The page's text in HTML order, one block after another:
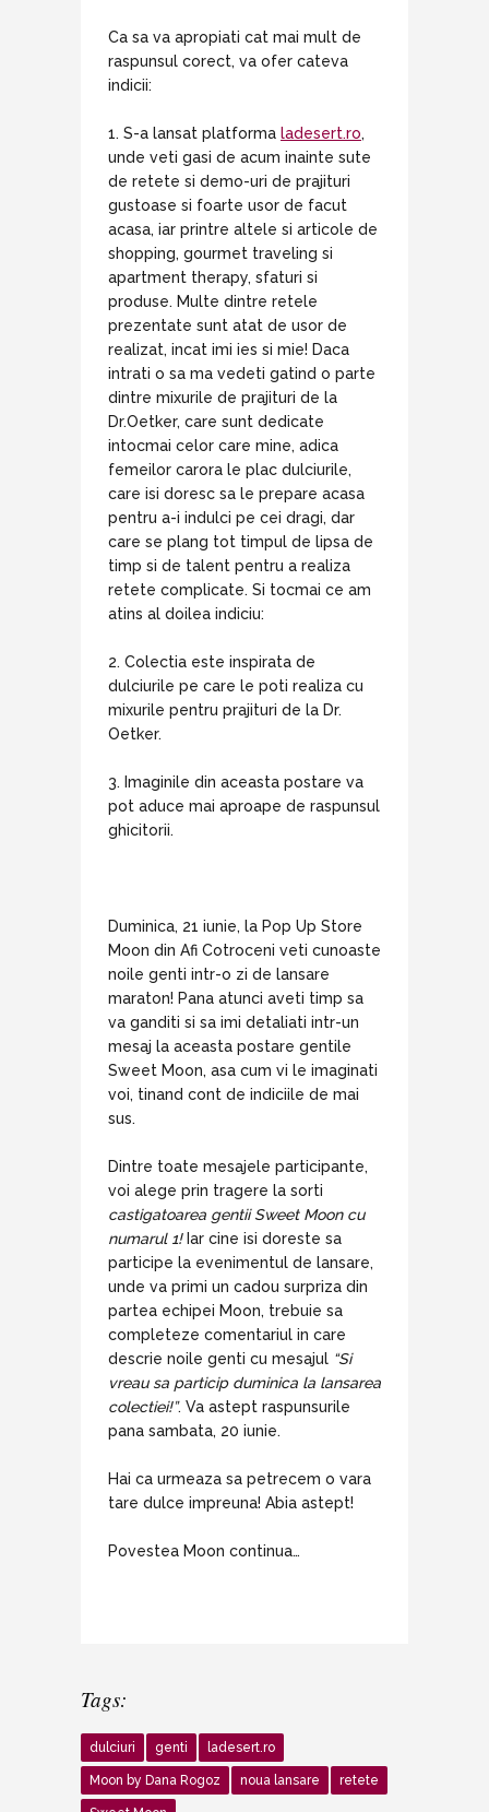
Ca sa va apropiati cat mai mult de
raspunsul corect, va ofer cateva
indicii:
1. S-a lansat platforma ladesert.ro,
unde veti gasi de acum inainte sute
de retete si demo-uri de prajituri
gustoase si foarte usor de facut
acasa, iar printre altele si articole de
shopping, gourmet traveling si
apartment therapy, sfaturi si
produse. Multe dintre retele
prezentate sunt atat de usor de
realizat, incat imi ies si mie! Daca
intrati o sa ma vedeti gatind o parte
dintre mixurile de prajituri de la
Dr.Oetker, care sunt dedicate
intocmai celor care mine, adica
femeilor carora le plac dulciurile,
care isi doresc sa le prepare acasa
pentru a-i indulci pe cei dragi, dar
care se plang tot timpul de lipsa de
timp si de talent pentru a realiza
retete complicate. Si tocmai ce am
atins al doilea indiciu:
2. Colectia este inspirata de
dulciurile pe care le poti realiza cu
mixurile pentru prajituri de la Dr.
Oetker.
3. Imaginile din aceasta postare va
pot aduce mai aproape de raspunsul
ghicitorii.
Duminica, 21 iunie, la Pop Up Store
Moon din Afi Cotroceni veti cunoaste
noile genti intr-o zi de lansare
maraton! Pana atunci aveti timp sa
va ganditi si sa imi detaliati intr-un
mesaj la aceasta postare gentile
Sweet Moon, asa cum vi le imaginati
voi, tinand cont de indiciile de mai
sus.
Dintre toate mesajele participante,
voi alege prin tragere la sorti
castigatoarea gentii Sweet Moon cu
numarul 1!Iar cine isi doreste sa
participe la evenimentul de lansare,
unde va primi un cadou surpriza din
partea echipei Moon, trebuie sa
completeze comentariul in care
descrie noile genti cu mesajul “Si
vreau sa particip duminica la lansarea
colectiei!”. Va astept raspunsurile
pana sambata, 20 iunie.
Hai ca urmeaza sa petrecem o vara
tare dulce impreuna! Abia astept!
Povestea Moon continua…
Tags:
dulciuri genti ladesert.ro
Moon by Dana Rogoz noua lansare retete